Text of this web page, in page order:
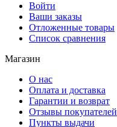
Войти
Ваши заказы
Отложенные товары
Список сравнения
Магазин
О нас
Оплата и доставка
Гарантии и возврат
Отзывы покупателей
Пункты выдачи